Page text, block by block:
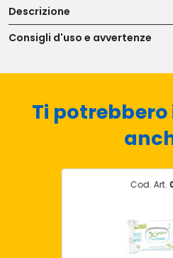
Descrizione
Consigli d'uso e avvertenze
Ti
Cod. Art.